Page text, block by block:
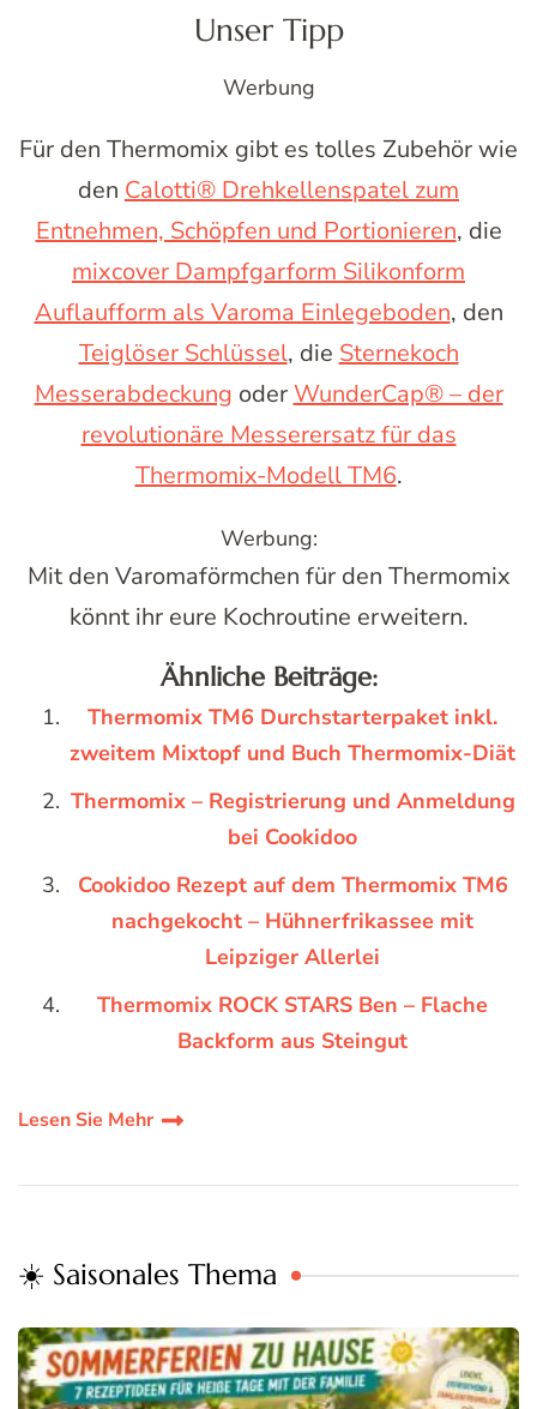
Unser Tipp
Werbung
Für den Thermomix gibt es tolles Zubehör wie
den Calotti® Drehkellenspatel zum
Entnehmen, Schöpfen und Portionieren, die
mixcover Dampfgarform Silikonform
Auflaufform als Varoma Einlegeboden, den
Teiglöser Schlüssel, die Sternekoch
Messerabdeckung oderWunderCap® – der
revolutionäre Messerersatz für das
Thermomix-Modell TM6.
Werbung:
Mit den Varomaförmchen für den Thermomix
könnt ihr eure Kochroutine erweitern.
Ähnliche Beiträge:
Thermomix TM6 Durchstarterpaket inkl.
zweitem Mixtopf und Buch Thermomix-Diät
Thermomix – Registrierung und Anmeldung
bei Cookidoo
Cookidoo Rezept auf dem Thermomix TM6
nachgekocht – Hühnerfrikassee mit
Leipziger Allerlei
Thermomix ROCK STARS Ben – Flache
Backform aus Steingut
Lesen Sie Mehr
☀️ Saisonales Thema